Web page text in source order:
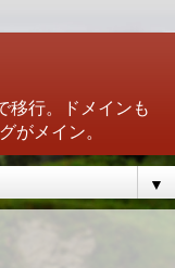
移行。ドメインも
がメイン。
▼